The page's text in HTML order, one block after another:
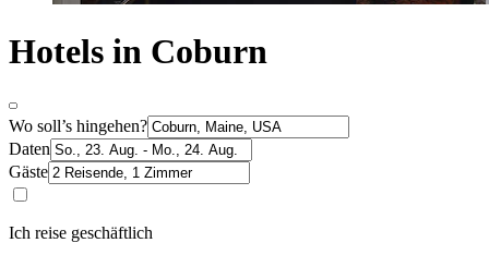
Hotels in Coburn
Wo soll’s hingehen?
Daten
Gäste
Ich reise geschäftlich